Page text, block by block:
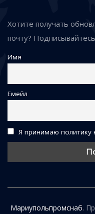
Хотите получать
почту?
Имя
Емейл
Я принимаю политику
Мариупольпромснаб.